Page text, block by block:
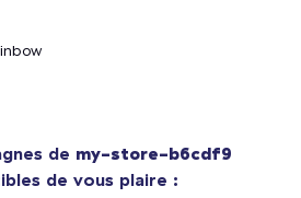
de my-store-b6cdf9
de vous plaire :